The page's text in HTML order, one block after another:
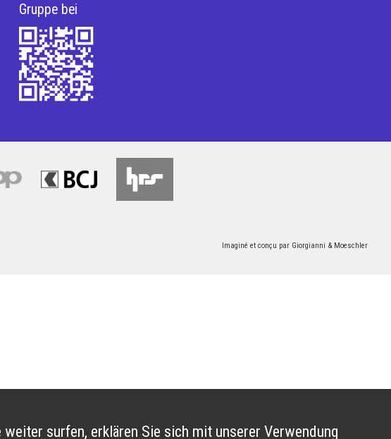
Gruppe bei
Imaginé et conçu par Giorgianni & Moeschler
surfen, erklären Sie sich mit unserer Verwendung